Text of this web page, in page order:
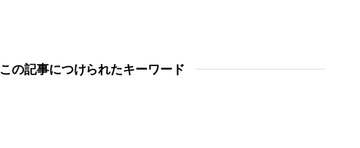
この記事につけられたキーワード